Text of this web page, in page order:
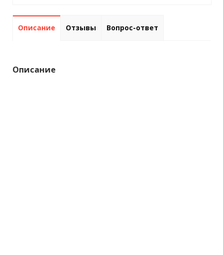
Описание Отзывы Вопрос-ответ
Описание